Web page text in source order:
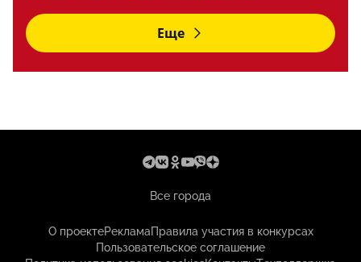
Еще
Все города
О проектеРекламаПравила участия в конкурсах
Пользовательское соглашение